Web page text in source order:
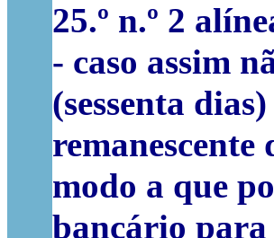
25.º n.º 2
- caso assim
(sessenta
modo a que
bancário para